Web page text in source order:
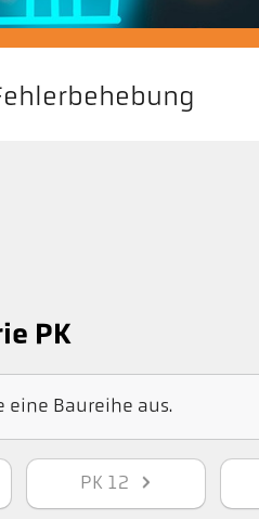
PK
eine Baureihe aus.
PK 12